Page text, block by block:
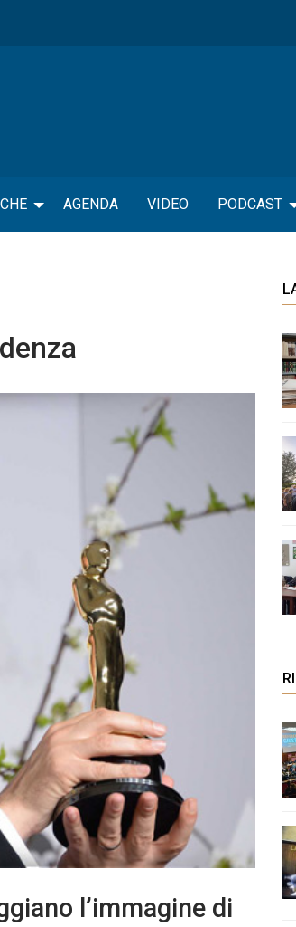
AGENDA VIDEO PODCAST
l’immagine di